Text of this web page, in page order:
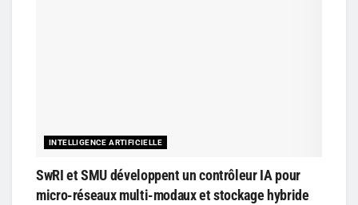
INTELLIGENCE ARTIFICIELLE
SwRI et SMU développent un contrôleur IA pour
micro-réseaux multi-modaux et stockage hybride